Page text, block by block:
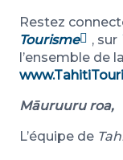
Restez
Tourisme
, sur
l’ensemble de
Māuruuru roa,
L’équipe de